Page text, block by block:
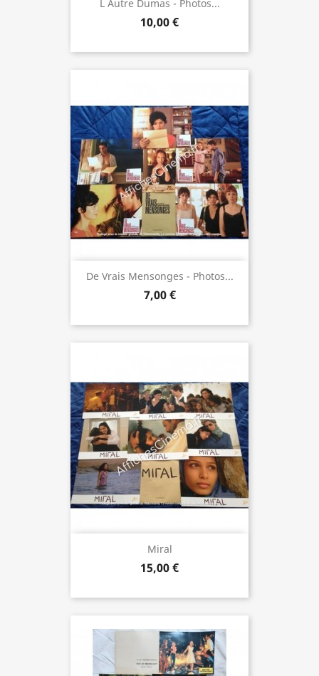
L Autre Dumas - Photos...
10,00 €
De Vrais Mensonges - Photos...
7,00 €
Miral
15,00 €